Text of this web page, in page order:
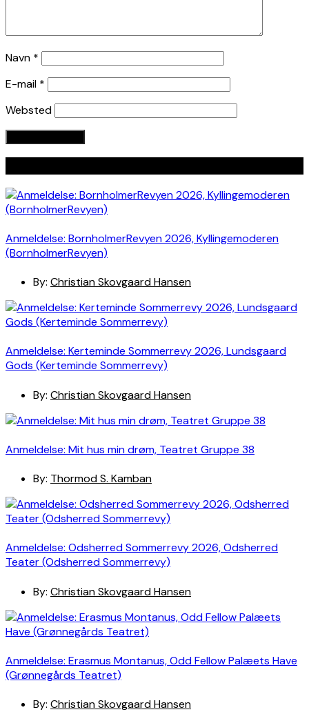
Navn *
E-mail *
Websted
Anmeldelse: BornholmerRevyen 2026, Kyllingemoderen
(BornholmerRevyen)
By: Christian Skovgaard Hansen
Anmeldelse: Kerteminde Sommerrevy 2026, Lundsgaard
Gods (Kerteminde Sommerrevy)
By: Christian Skovgaard Hansen
Anmeldelse: Mit hus min drøm, Teatret Gruppe 38
By: Thormod S. Kamban
Anmeldelse: Odsherred Sommerrevy 2026, Odsherred
Teater (Odsherred Sommerrevy)
By: Christian Skovgaard Hansen
Anmeldelse: Erasmus Montanus, Odd Fellow Palæets Have
(Grønnegårds Teatret)
By: Christian Skovgaard Hansen